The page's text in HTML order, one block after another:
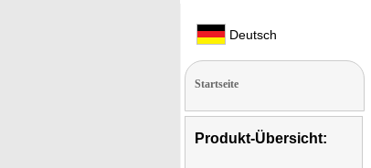
Deutsch
Startseite
Produkt-Übersicht: